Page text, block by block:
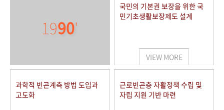
1990'
국민의 기본권 보장을 위한 국
민기초생활보장제도 설계
VIEW MORE
과학적 빈곤계측 방법 도입과
고도화
근로빈곤층 자활정책 수립 및
자립 지원 기반 마련